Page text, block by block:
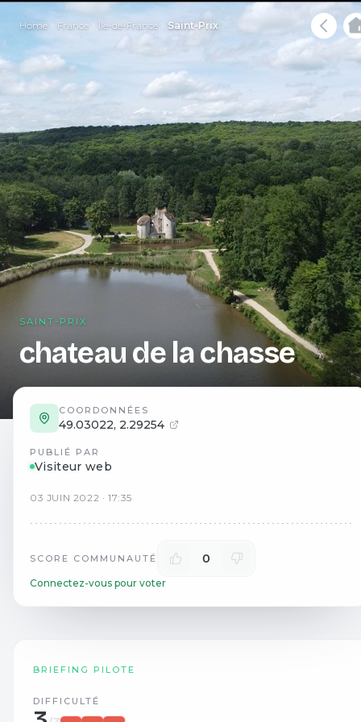
Home France Île-de-France Saint-Prix
SAINT-PRIX
chateau de la chasse
COORDONNÉES
49.03022, 2.29254
PUBLIÉ PAR
Visiteur web
03 JUIN 2022 ·17:35
SCORE COMMUNAUTÉ 0
Connectez-vous pour voter
BRIEFING PILOTE
DIFFICULTÉ